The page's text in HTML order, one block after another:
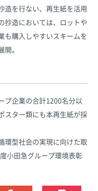
造を行ない、再生紙を活用
抄造においては、ロットや
も購入しやすいスキームを
。
プ企業の合計1200名分以
スター類にも本再生紙が採
環型社会の実現に向けた取
小田急グループ環境表彰